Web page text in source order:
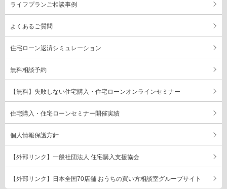
ライフプランご相談事例
よくあるご質問
住宅ローン返済シミュレーション
無料相談予約
【無料】失敗しない住宅購入・住宅ローンオンラインセミナー
住宅購入・住宅ローンセミナー開催実績
個人情報保護方針
【外部リンク】一般社団法人 住宅購入支援協会
【外部リンク】日本全国70店舗 おうちの買い方相談室グループサイト